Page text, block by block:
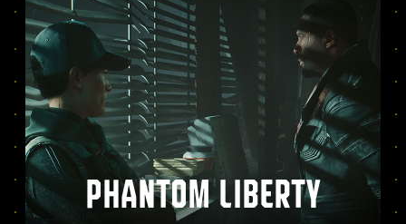
PHANTOM LIBERTY